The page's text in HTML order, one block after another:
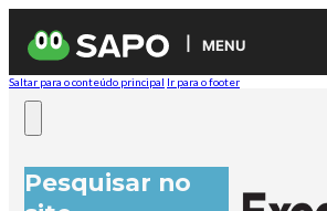
MENU
Saltar para o conteúdo principal Ir para o footer
Pesquisar no